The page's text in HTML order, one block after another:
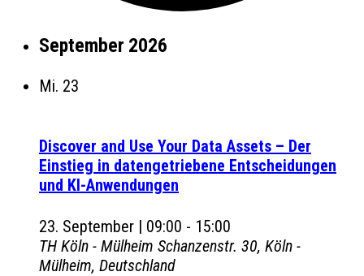
September 2026
Mi. 23
Discover and Use Your Data Assets – Der
Einstieg in datengetriebene Entscheidungen
und KI-Anwendungen
23. September | 09:00 - 15:00
TH Köln - Mülheim Schanzenstr. 30, Köln -
Mülheim, Deutschland